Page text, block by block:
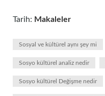
Tarih: Makaleler
Sosyal ve kültürel aynı şey mi
Sosyo kültürel analiz nedir
Sosyo kültürel Değişme nedir